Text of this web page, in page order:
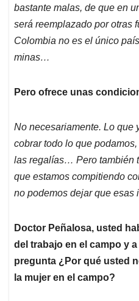
bastante malas, de que en
será reemplazado por otras
Colombia no es el único
minas…
Pero ofrece unas
No necesariamente. Lo que
cobrar todo lo que
las regalías… Pero también
que estamos compitiendo
no podemos dejar que esas
Doctor Peñalosa, usted
del trabajo en el campo y
pregunta ¿Por qué usted
la mujer en el campo?